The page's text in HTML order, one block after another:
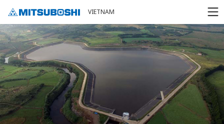
VIETNAM
Cookieの設定